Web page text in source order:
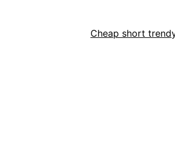
Cheap short